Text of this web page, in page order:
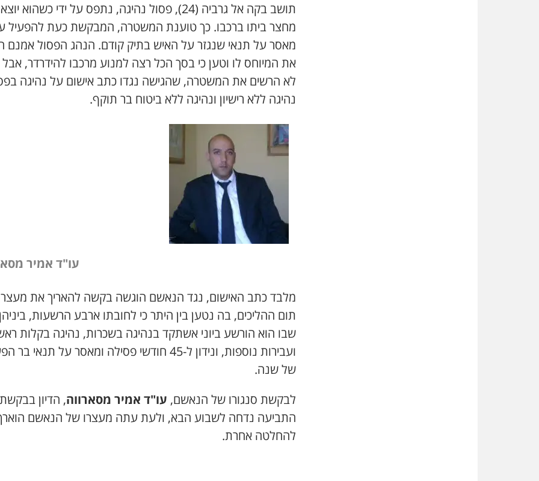
תושב בקה אל גרביה (24), פסול נהיגה, נתפס על ידי כשהוא יוצא
מחצר ביתו ברכבו. כך טוענת המשטרה, המבקשת כעת להפעיל
מאסר על תנאי שנגזר על האיש בתיק קודם. הנהג הפסול אמנם
את המיוחס לו וטען כי בסך הכל רצה למנוע מרכבו להידרדר, אבל
לא הרשים את המשטרה, שהגישה נגדו כתב אישום על נהיגה
נהיגה ללא רישיון ונהיגה ללא ביטוח בר תוקף.
עו"ד אמיר
מלבד כתב האישום, נגד הנאשם הוגשה בקשה להאריך את
תום ההליכים, בה נטען בין היתר כי לחובתו ארבע הרשעות,
שבו הוא הורשע ביוני אשתקד בנהיגה בשכרות, נהיגה בקלות
ועבירות נוספות, ונידון ל-45 חודשי פסילה ומאסר על תנאי
של שנה.
לבקשת סנגורו של הנאשם, עו"ד אמיר מסארווה, הדיון בבקשת
התביעה נדחה לשבוע הבא, ולעת עתה מעצרו של הנאשם
להחלטה אחרת.